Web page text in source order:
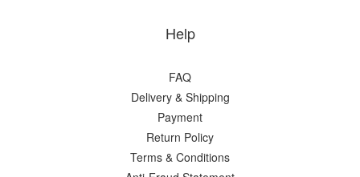
Help
FAQ
Delivery & Shipping
Payment
Return Policy
Terms & Conditions